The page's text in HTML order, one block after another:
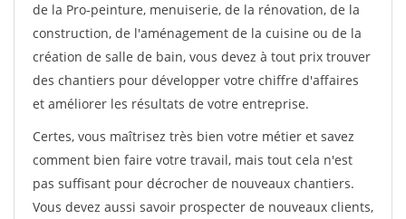
de la Pro-peinture, menuiserie, de la rénovation, de la
construction, de l'aménagement de la cuisine ou de la
création de salle de bain, vous devez à tout prix trouver
des chantiers pour développer votre chiffre d'affaires
et améliorer les résultats de votre entreprise.
Certes, vous maîtrisez très bien votre métier et savez
comment bien faire votre travail, mais tout cela n'est
pas suffisant pour décrocher de nouveaux chantiers.
Vous devez aussi savoir prospecter de nouveaux clients,